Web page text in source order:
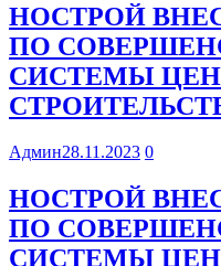
НОСТРОЙ
ПО
СИСТЕМЫ
Админ28.11.2023 0
НОСТРОЙ
ПО
СИСТЕМЫ